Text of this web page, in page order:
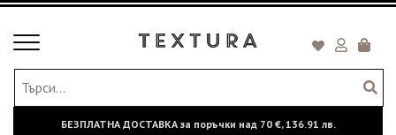
Toggle
БЕЗПЛАТНА ДОСТАВКА за поръчки над 70 €,136.91 лв.